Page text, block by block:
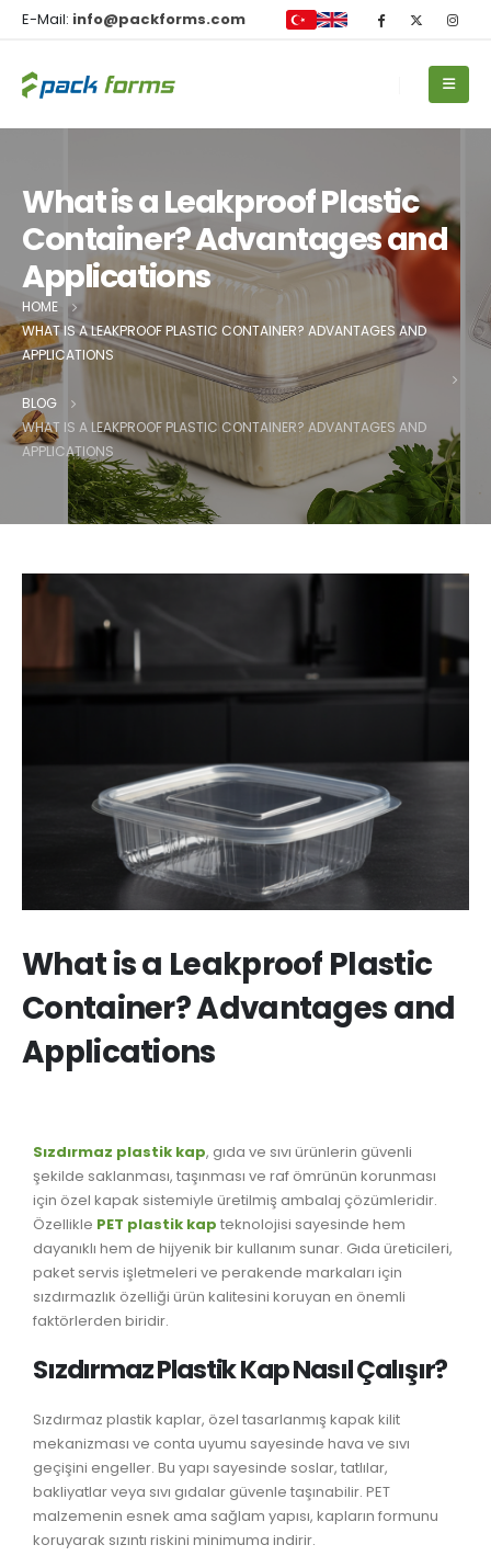
E-Mail: info@packforms.com
What is a Leakproof Plastic
Container? Advantages and
Applications
HOME
WHAT IS A LEAKPROOF PLASTIC CONTAINER? ADVANTAGES AND
APPLICATIONS
BLOG
WHAT IS A LEAKPROOF PLASTIC CONTAINER? ADVANTAGES AND
APPLICATIONS
What is a Leakproof Plastic
Container? Advantages and
Applications
Sızdırmaz plastik kap, gıda ve sıvı ürünlerin güvenli
şekilde saklanması, taşınması ve raf ömrünün korunması
için özel kapak sistemiyle üretilmiş ambalaj çözümleridir.
Özellikle PET plastik kap teknolojisi sayesinde hem
dayanıklı hem de hijyenik bir kullanım sunar. Gıda üreticileri,
paket servis işletmeleri ve perakende markaları için
sızdırmazlık özelliği ürün kalitesini koruyan en önemli
faktörlerden biridir.
Sızdırmaz Plastik Kap Nasıl Çalışır?
Sızdırmaz plastik kaplar, özel tasarlanmış kapak kilit
mekanizması ve conta uyumu sayesinde hava ve sıvı
geçişini engeller. Bu yapı sayesinde soslar, tatlılar,
bakliyatlar veya sıvı gıdalar güvenle taşınabilir. PET
malzemenin esnek ama sağlam yapısı, kapların formunu
koruyarak sızıntı riskini minimuma indirir.